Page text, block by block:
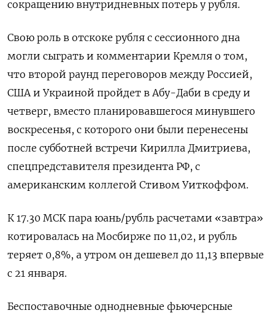
сокращению внутридневных потерь у рубля.
Свою роль в отскоке рубля с сессионного дна
могли сыграть и комментарии Кремля о том,
что второй раунд переговоров между Россией,
США и Украиной пройдет в ⁠Абу-Даби в среду и
четверг, вместо планировавшегося ​минувшего
воскресенья, с которого они были перенесены
после субботней встречи Кирилла ⁠Дмитриева,
спецпредставителя президента РФ, с
американским коллегой Стивом Уиткоффом.
К 17.30 МСК пара юань/рубль расчетами «завтра»
котировалась на Мосбирже по 11,02, и рубль
теряет 0,8%, а ⁠утром он дешевел до 11,13 впервые
с 21 января.
Беспоставочные однодневные фьючерсные